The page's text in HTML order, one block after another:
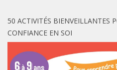
50 ACTIVITÉS BIENVEILLANTES
CONFIANCE EN SOI